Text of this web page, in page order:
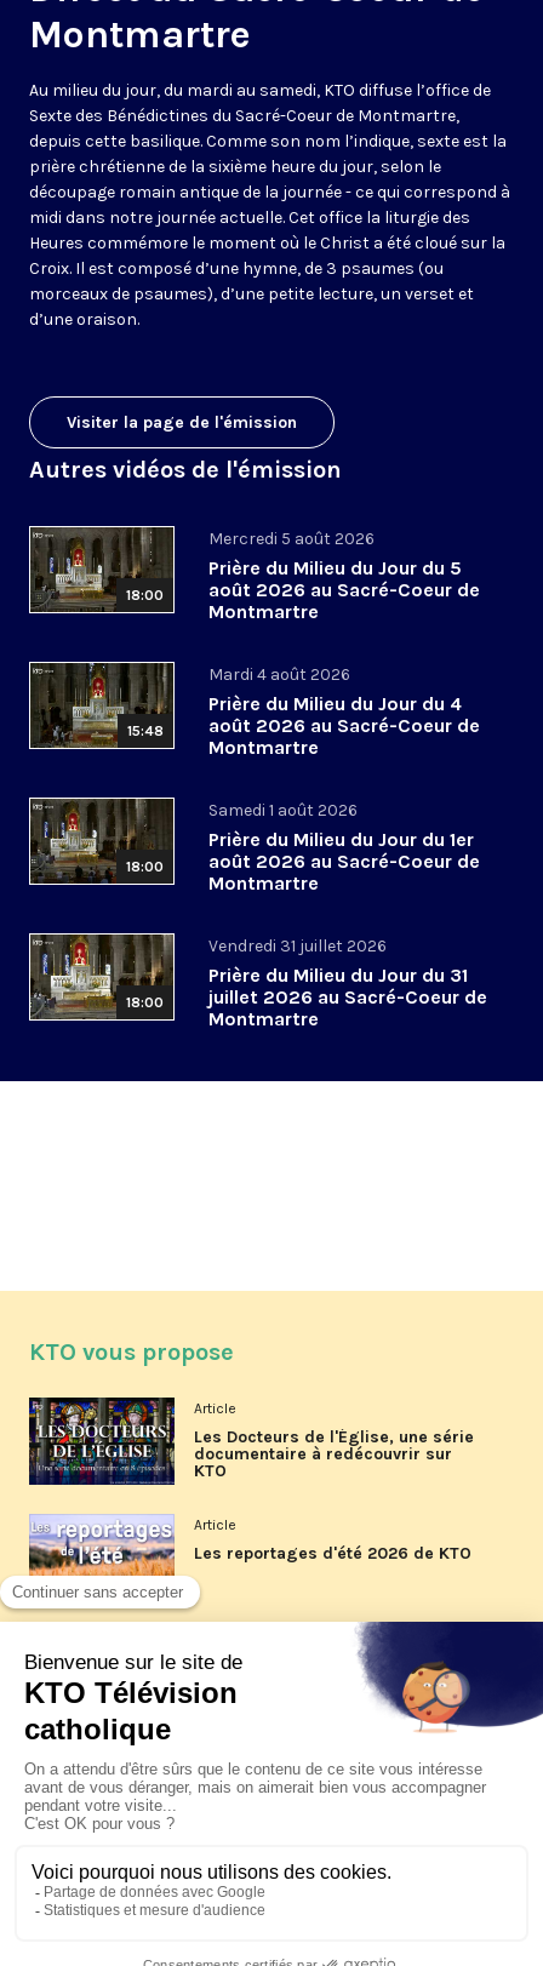
Montmartre
Au milieu du jour, du mardi au samedi, KTO diffuse l’office de
Sexte des Bénédictines du Sacré-Coeur de Montmartre,
depuis cette basilique. Comme son nom l’indique, sexte est la
prière chrétienne de la sixième heure du jour, selon le
découpage romain antique de la journée - ce qui correspond à
midi dans notre journée actuelle. Cet office la liturgie des
Heures commémore le moment où le Christ a été cloué sur la
Croix. Il est composé d’une hymne, de 3 psaumes (ou
morceaux de psaumes), d’une petite lecture, un verset et
d’une oraison.
Visiter la page de l'émission
Autres vidéos de l'émission
18:00
Mercredi 5 août 2026
Prière du Milieu du Jour du 5
août 2026 au Sacré-Coeur de
Montmartre
15:48
Mardi 4 août 2026
Prière du Milieu du Jour du 4
août 2026 au Sacré-Coeur de
Montmartre
18:00
Samedi 1 août 2026
Prière du Milieu du Jour du 1er
août 2026 au Sacré-Coeur de
Montmartre
18:00
Vendredi 31 juillet 2026
Prière du Milieu du Jour du 31
juillet 2026 au Sacré-Coeur de
Montmartre
KTO vous propose
Article
Les Docteurs de l'Église, une série
documentaire à redécouvrir sur
KTO
Article
Les reportages d'été 2026 de KTO
La visite pastorale du pape Léon
XIV à Assise à suivre sur KTO le
jeudi 6 août
Le pape en Uruguay, Argentine et
Pérou du 6 au 17 novembre 2026
© KTO 2026 —Contact